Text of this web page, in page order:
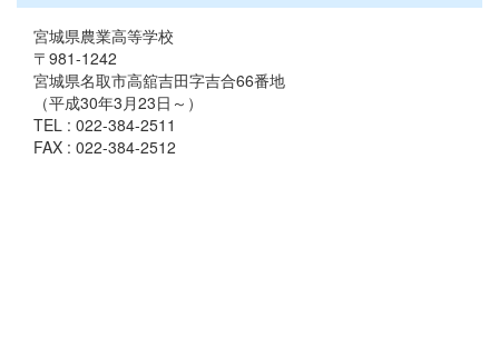
宮城県農業高等学校
〒981-1242
宮城県名取市高舘吉田字吉合66番地
（平成30年3月23日～）
TEL : 022-384-2511
FAX : 022-384-2512